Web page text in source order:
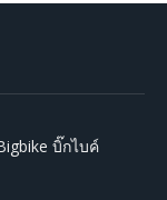
บิ๊กไบค์